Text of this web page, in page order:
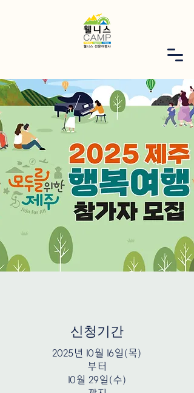
신청기간
2025년 10월 16일(목)
부터
10월 29일(수)